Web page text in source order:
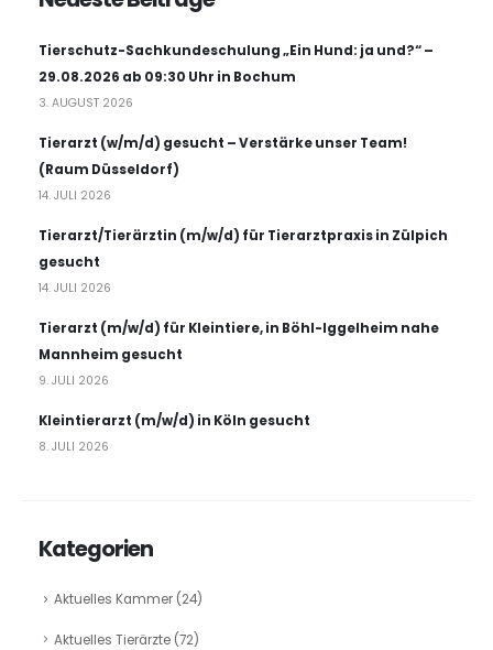
Tierschutz-Sachkundeschulung „Ein Hund: ja und?“ –
29.08.2026 ab 09:30 Uhr in Bochum
3. AUGUST 2026
Tierarzt (w/m/d) gesucht – Verstärke unser Team!
(Raum Düsseldorf)
14. JULI 2026
Tierarzt/Tierärztin (m/w/d) für Tierarztpraxis in Zülpich
gesucht
14. JULI 2026
Tierarzt (m/w/d) für Kleintiere, in Böhl-Iggelheim nahe
Mannheim gesucht
9. JULI 2026
Kleintierarzt (m/w/d) in Köln gesucht
8. JULI 2026
Kategorien
Aktuelles Kammer(24)
Aktuelles Tierärzte(72)